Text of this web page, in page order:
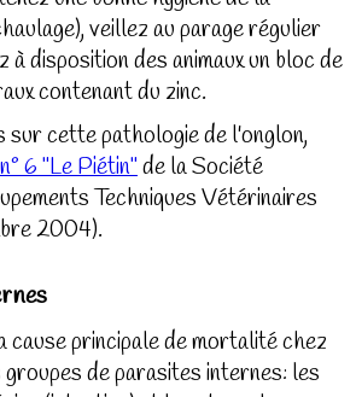
veillez au parage régulier
à disposition des animaux un bloc de
contenant du zinc.
sur cette pathologie de l'onglon,
6 "Le Piétin"de la Société
Techniques Vétérinaires
2004).
cause principale de mortalité chez
de parasites internes: les